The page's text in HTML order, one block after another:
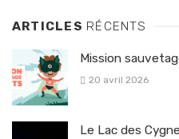
ARTICLES RÉCENTS
Mission
20 avril 2026
Le Lac des